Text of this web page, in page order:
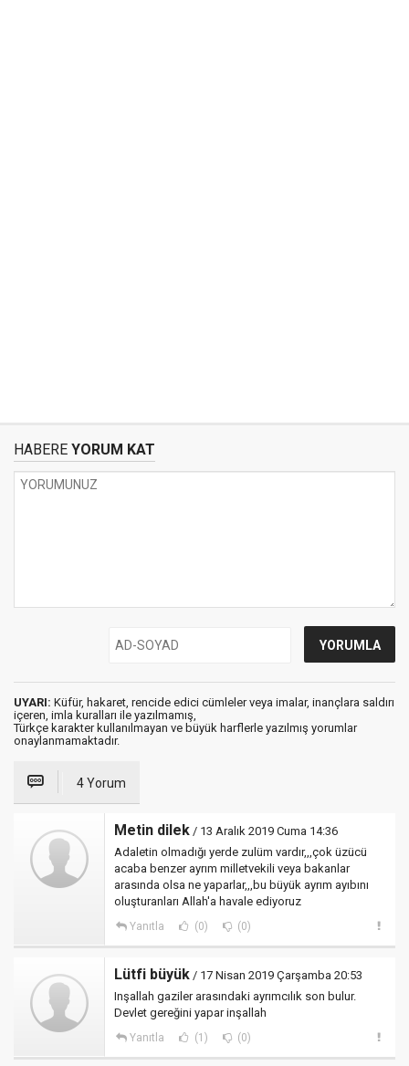
HABERE YORUM KAT
UYARI: Küfür, hakaret, rencide edici cümleler veya imalar, inançlara saldırı
içeren, imla kuralları ile yazılmamış,
Türkçe karakter kullanılmayan ve büyük harflerle yazılmış yorumlar
onaylanmamaktadır.
4 Yorum
Metin dilek / 13 Aralık 2019 Cuma 14:36
Adaletin olmadığı yerde zulüm vardır,,,çok üzücü
acaba benzer ayrım milletvekili veya bakanlar
arasında olsa ne yaparlar,,,bu büyük ayrım ayıbını
oluşturanları Allah'a havale ediyoruz
Yanıtla (0) (0)
Lütfi büyük / 17 Nisan 2019 Çarşamba 20:53
Inşallah gaziler arasındaki ayrımcılık son bulur.
Devlet gereğini yapar inşallah
Yanıtla (1) (0)